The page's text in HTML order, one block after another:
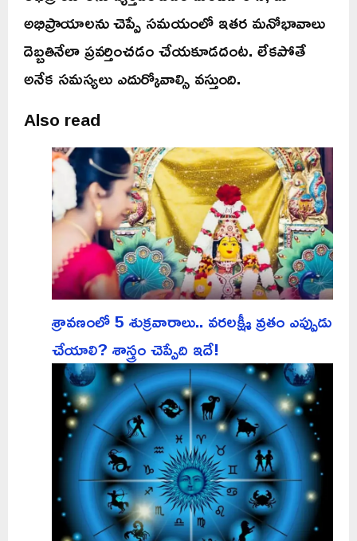
అభిప్రాయాలను చెప్పే సమయంలో ఇతర మనోభావాలు
దెబ్బతినేలా ప్రవర్తించడం చేయకూడదంట. లేకపోతే
అనేక సమస్యలు ఎదుర్కోవాల్సి వస్తుంది.
Also read
శ్రావణంలో 5 శుక్రవారాలు.. వరలక్ష్మీ వ్రతం ఎప్పుడు
చేయాలి? శాస్త్రం చెప్పేది ఇదే!